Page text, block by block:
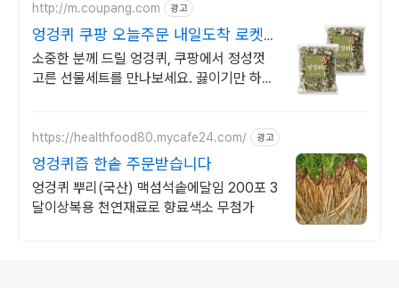
http://m.coupang.com 광고
엉겅퀴 쿠팡 오늘주문 내일도착 로켓배
송
소중한 분께 드릴 엉겅퀴, 쿠팡에서 정성껏
고른 선물세트를 만나보세요. 끓이기만 하면
https://healthfood80.mycafe24.com/ 광고
엉겅퀴즙 한솥 주문받습니다
엉겅퀴 뿌리(국산) 맥섬석솥에달임 200포 3
달이상복용 천연재료로 향료색소 무첨가